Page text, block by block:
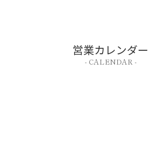
営業カレンダー
- CALENDAR -